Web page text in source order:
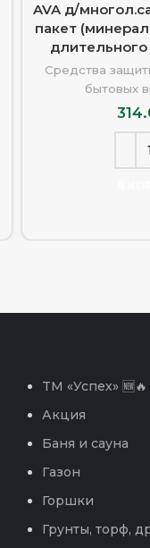
AVA д/
пакет
Средства
бытовых
TM «Успех» 🆕🔥
Акция
Баня и сауна
Газон
Горшки
Грунты, торф,